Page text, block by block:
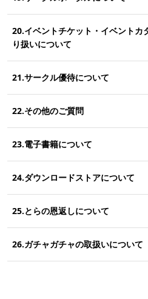
20.イベントチケット・イベントカ
り扱いについて
21.サークル優待について
22.その他のご質問
23.電子書籍について
24.ダウンロードストアについて
25.とらの恩返しについて
26.ガチャガチャの取扱いについて